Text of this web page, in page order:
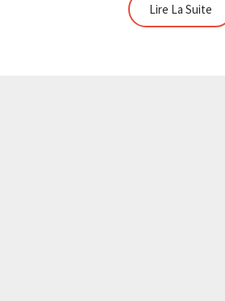
Lire La Suite